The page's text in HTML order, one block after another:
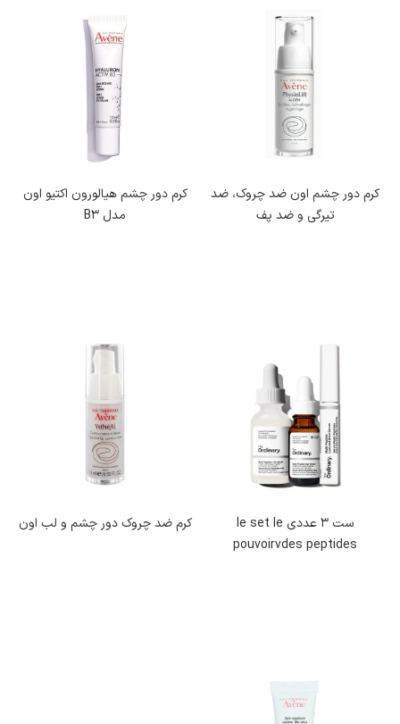
ضد التهابی و روشن کنندگی خود، به کاهش قرمزی و تیرگی کمک می‌کند.
استفاده منظم از این کرم می‌تواند علائم خستگی را از بین برده و به نرمی و
جوانی پوست اطراف چشم افزوده و ظاهر آن را بهبود بخشد.
کرم مرطوب کننده دور چشم
کرم مرطوب کننده دور چشم به دلیل حساسیت و نازکی پوست این ناحیه،
کرم رفع پف زیر چشم
کرم رفع پف زیر چشم برای مقابله با برآمدگی‌ها و ورم‌های زیر چشم طراحی
شده‌اند. با افزایش سن، کاهش کلاژن و ضعف پوست باعث ایجاد پف و
بافت‌های پوست، به کاهش پف و بازسازی ناحیه اطراف چشم کمک
کرم دور چشم به دلیل موادی که دارد از نازک ترین و حساس ترین پوست
کرم دور چشم اون ضد چروک، ضد
تیرگی و ضد پف
کرم دور چشم هیالورون اکتیو اون
مدل B3
ست 3 عددی le set le
pouvoirvdes peptides
کرم ضد چروک دور چشم و لب اون